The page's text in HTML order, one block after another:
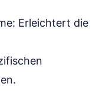
Erleichtert die